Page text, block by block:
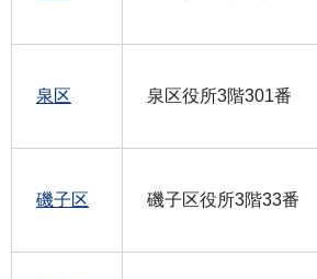
泉区 泉区役所3階301番
磯子区 磯子区役所3階33番